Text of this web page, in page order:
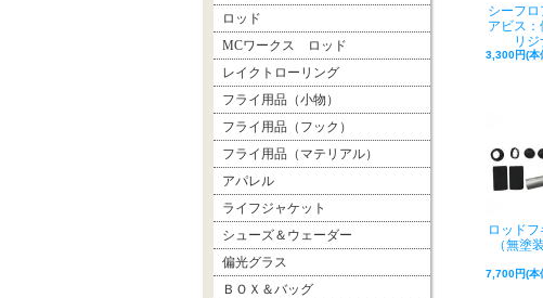
ロッド
MCワークス ロッド
レイクトローリング
フライ用品（小物）
フライ用品（フック）
フライ用品（マテリアル）
アパレル
ライフジャケット
シューズ＆ウェーダー
偏光グラス
ＢＯＸ＆バッグ
シーフ
アビス
リジ
3,300円(本
ロッド
（無塗
7,700円(本